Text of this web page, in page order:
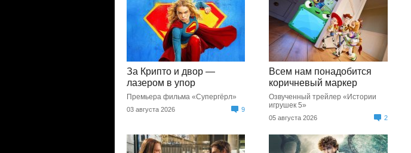
За Крипто и двор —
лазером в упор
Премьера фильма «Супергёрл»
03 августа 2026 9
Всем нам понадобится
коричневый маркер
Озвученный трейлер «Истории
игрушек 5»
05 августа 2026 2